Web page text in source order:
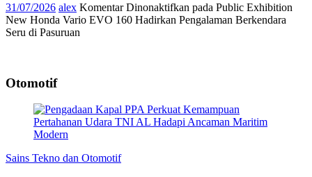
31/07/2026 alex Komentar Dinonaktifkan pada Public Exhibition
New Honda Vario EVO 160 Hadirkan Pengalaman Berkendara
Seru di Pasuruan
Otomotif
Sains Tekno dan Otomotif